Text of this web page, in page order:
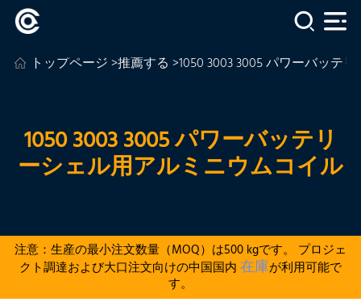
トップページ>推薦する >1050 3003 3005 パワーバッテ
1050 3003 3005 パワーバッテリ
ーシェル用アルミニウムコイル
注意：生産の最小注文数量（MOQ）は500 kgです。 プロジェ
クト調達および大口注文向けの中国国内 在庫が利用可能で
す。